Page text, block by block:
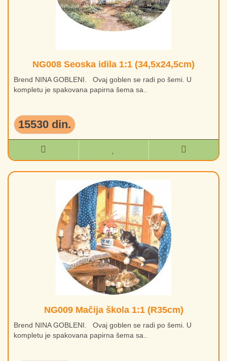
NG008 Seoska idila 1:1 (34,5x24,5cm)
Brend NINA GOBLENI. Ovaj goblen se radi po šemi. U
kompletu je spakovana papirna šema sa..
15530 din.
NG009 Mačija škola 1:1 (R35cm)
Brend NINA GOBLENI. Ovaj goblen se radi po šemi. U
kompletu je spakovana papirna šema sa..